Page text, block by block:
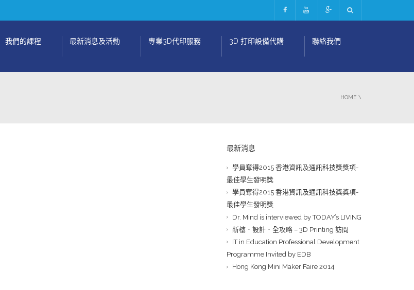
我們的課程 最新消息及活動 專業3D代印服務 3D 打印設備代購 聯絡我們
HOME \
最新消息
學員奪得2015 香港資訊及通訊科技獎獎項-
最佳學生發明獎
學員奪得2015 香港資訊及通訊科技獎獎項-
最佳學生發明獎
Dr. Mind is interviewed by TODAY’s LIVING
新樓．設計．全攻略 – 3D Printing 訪問
IT in Education Professional Development
Programme Invited by EDB
Hong Kong Mini Maker Faire 2014